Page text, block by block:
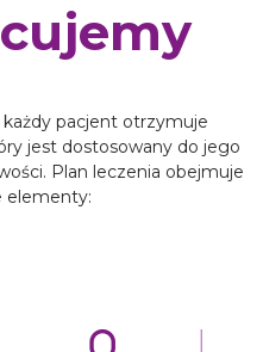
pacjent otrzymuje
jest dostosowany do jego
Plan leczenia obejmuje
elementy: